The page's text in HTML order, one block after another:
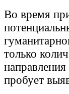
Во время
только
пробует